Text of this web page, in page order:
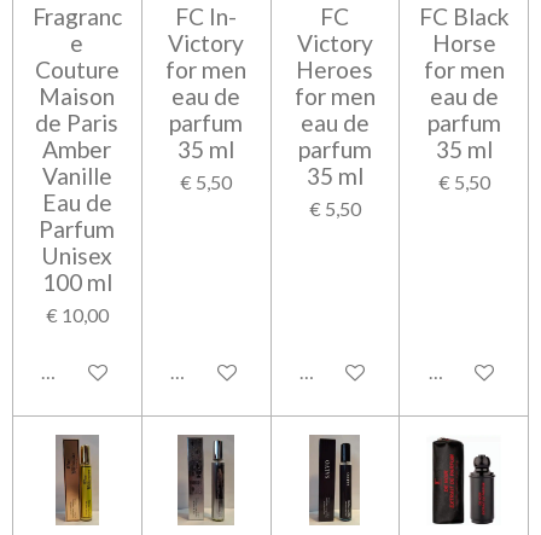
Fragranc
e
Couture
Maison
de Paris
Amber
Vanille
Eau de
Parfum
Unisex
100 ml
€ 10,00
In winkelwagen
FC In-
Victory
for men
eau de
parfum
35 ml
€ 5,50
Bekijk details
FC
Victory
Heroes
for men
eau de
parfum
35 ml
€ 5,50
Bekijk details
FC Black
Horse
for men
eau de
parfum
35 ml
€ 5,50
Bekijk details